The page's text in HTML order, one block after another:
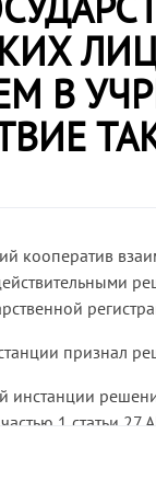
2008)
.
В
кооператив
признал
инстанции
частью 1 статьи